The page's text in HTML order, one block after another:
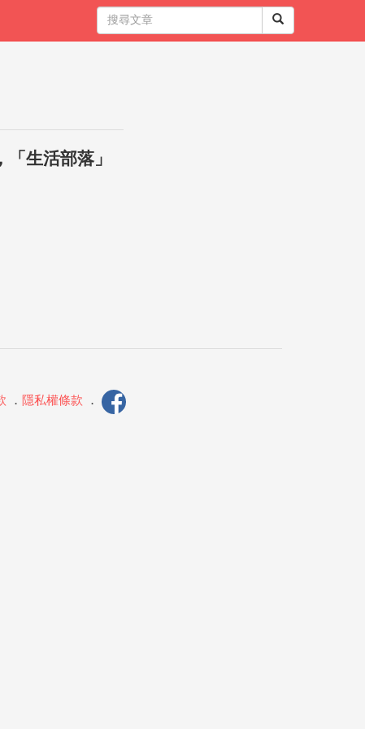
生活部落」
． 隱私權條款 ．